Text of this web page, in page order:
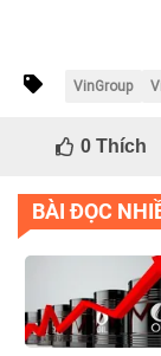
VinGroup
0Thích
BÀI ĐỌC